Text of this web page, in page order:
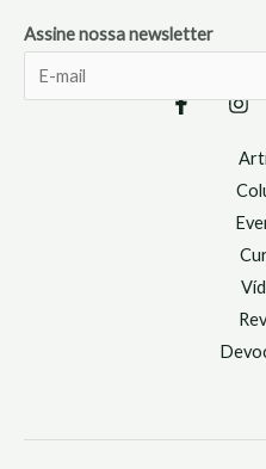
Assine nossa newsletter